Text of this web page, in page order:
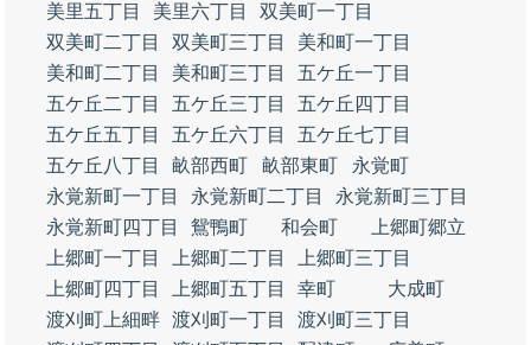
美里五丁目
美里六丁目
双美町一丁目
双美町二丁目
双美町三丁目
美和町一丁目
美和町二丁目
美和町三丁目
五ケ丘一丁目
五ケ丘二丁目
五ケ丘三丁目
五ケ丘四丁目
五ケ丘五丁目
五ケ丘六丁目
五ケ丘七丁目
五ケ丘八丁目
畝部西町 畝部東町
永覚町
永覚新町一丁目
永覚新町二丁目
永覚新町三丁目
永覚新町四丁目
鴛鴨町 和会町
上郷町郷立
上郷町一丁目
上郷町二丁目
上郷町三丁目
上郷町四丁目
上郷町五丁目 幸町
大成町
渡刈町上細畔 渡刈町一丁目
渡刈町三丁目